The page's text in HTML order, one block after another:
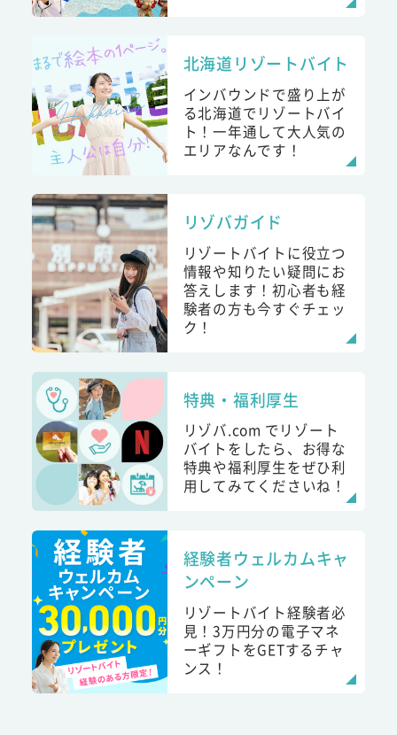
北海道リゾートバイト
インバウンドで盛り上が
る北海道でリゾートバイ
ト！一年通して大人気の
エリアなんです！
リゾバガイド
リゾートバイトに役立つ
情報や知りたい疑問にお
答えします！初心者も経
験者の方も今すぐチェッ
ク！
特典・福利厚生
リゾバ.com でリゾート
バイトをしたら、お得な
特典や福利厚生をぜひ利
用してみてくださいね！
経験者ウェルカムキャ
ンペーン
リゾートバイト経験者必
見！3万円分の電子マネ
ーギフトをGETするチャ
ンス！